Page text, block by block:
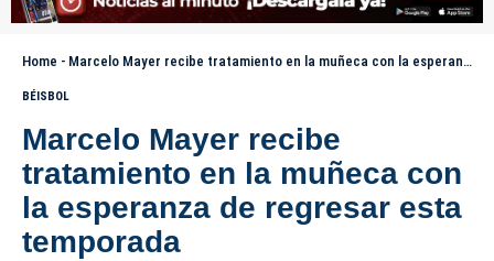
Home - Marcelo Mayer recibe tratamiento en la muñeca con la esperanza de regresar esta temporada
BÉISBOL
Marcelo Mayer recibe
tratamiento en la muñeca con
la esperanza de regresar esta
temporada